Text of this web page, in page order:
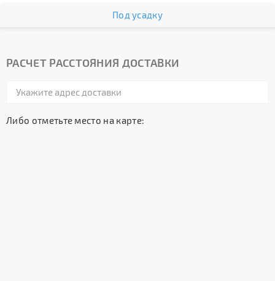
Под усадку
РАСЧЕТ РАССТОЯНИЯ ДОСТАВКИ
Либо отметьте место на карте: